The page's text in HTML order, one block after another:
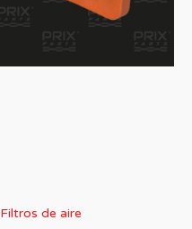
Filtros de aire